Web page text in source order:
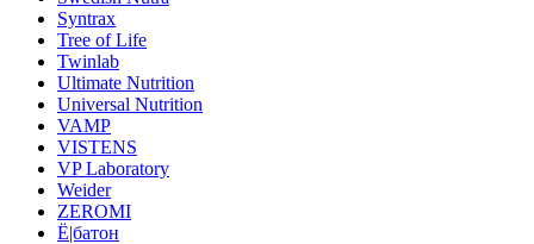
Syntrax
Tree of Life
Twinlab
Ultimate Nutrition
Universal Nutrition
VAMP
VISTENS
VP Laboratory
Weider
ZEROMI
Ё|батон